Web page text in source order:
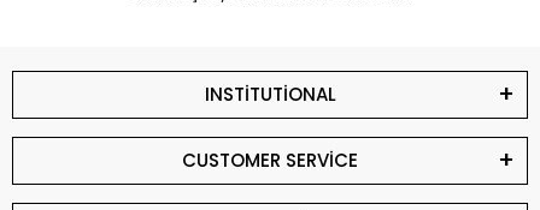
INSTİTUTİONAL
CUSTOMER SERVİCE